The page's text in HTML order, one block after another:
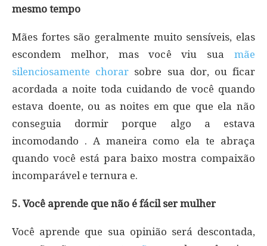
mesmo tempo
Mães fortes são geralmente muito sensíveis, elas
escondem melhor, mas você viu sua mãe
silenciosamente chorar sobre sua dor, ou ficar
acordada a noite toda cuidando de você quando
estava doente, ou as noites em que que ela não
conseguia dormir porque algo a estava
incomodando . A maneira como ela te abraça
quando você está para baixo mostra compaixão
incomparável e ternura e.
5. Você aprende que não é fácil ser mulher
Você aprende que sua opinião será descontada,